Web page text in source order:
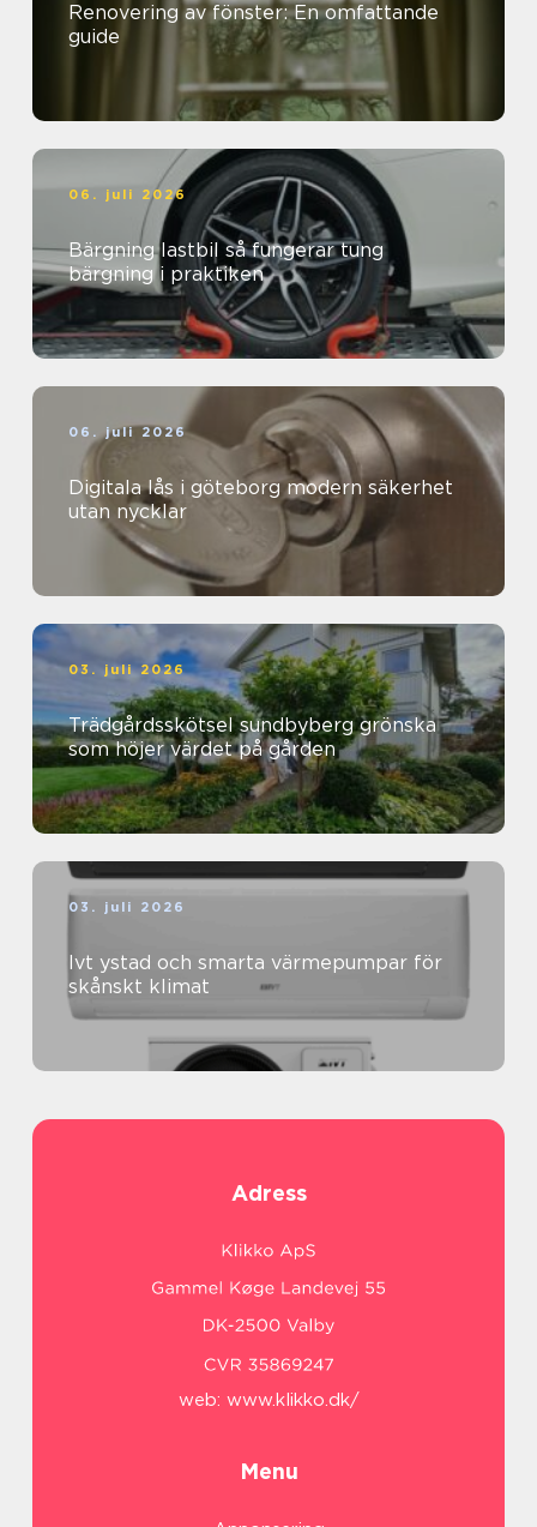
Renovering av fönster: En omfattande
guide
06. juli 2026
Bärgning lastbil så fungerar tung
bärgning i praktiken
06. juli 2026
Digitala lås i göteborg modern säkerhet
utan nycklar
03. juli 2026
Trädgårdsskötsel sundbyberg grönska
som höjer värdet på gården
03. juli 2026
Ivt ystad och smarta värmepumpar för
skånskt klimat
Adress
web: www.klikko.dk/
Menu